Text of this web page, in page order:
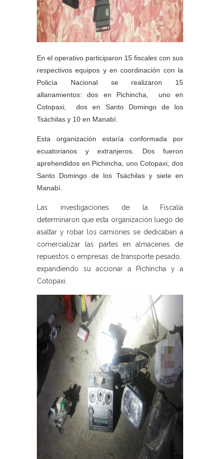
En el operativo participaron 15 fiscales con sus
respectivos equipos y en coordinación con la
Policía Nacional se realizaron 15
allanamientos: dos en Pichincha, uno en
Cotopaxi, dos en Santo Domingo de los
Tsáchilas y 10 en Manabí.
Esta organización estaría conformada por
ecuatorianos y extranjeros. Dos fueron
aprehendidos en Pichincha, uno Cotopaxi, dos
Santo Domingo de los Tsáchilas y siete en
Manabí.
Las investigaciones de la Fiscalía
determinaron que esta organización luego de
asaltar y robar los camiones se dedicaban a
comercializar las partes en almacenes de
repuestos o empresas de transporte pesado,
expandiendo su accionar a Pichincha y a
Cotopaxi.